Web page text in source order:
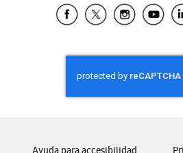
Samsung El
Samsung
Samsung
Samsung
Samsung